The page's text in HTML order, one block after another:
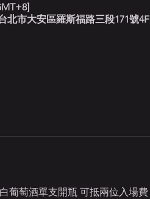
北市大安區羅斯福路三段171號4F
葡萄酒單支開瓶 可抵兩位入場費